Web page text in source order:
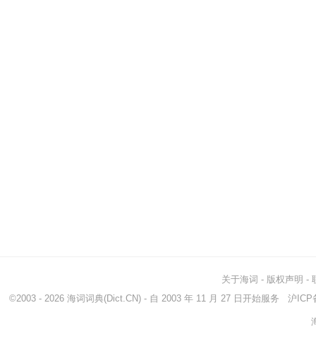
关于海词 - 版权声明 -
©2003 - 2026 海词词典(Dict.CN) - 自 2003 年 11 月 27 日开始服务 沪ICP